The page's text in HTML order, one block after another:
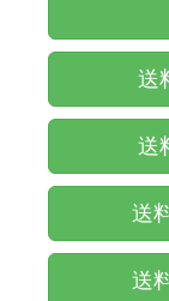
送
送
送
送